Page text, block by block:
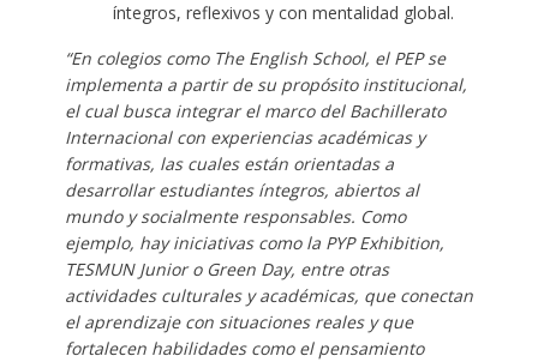
íntegros, reflexivos y con mentalidad global.
“En colegios como The English School, el PEP se
implementa a partir de su propósito institucional,
el cual busca integrar el marco del Bachillerato
Internacional con experiencias académicas y
formativas, las cuales están orientadas a
desarrollar estudiantes íntegros, abiertos al
mundo y socialmente responsables. Como
ejemplo, hay iniciativas como la PYP Exhibition,
TESMUN Junior o Green Day, entre otras
actividades culturales y académicas, que conectan
el aprendizaje con situaciones reales y que
fortalecen habilidades como el pensamiento